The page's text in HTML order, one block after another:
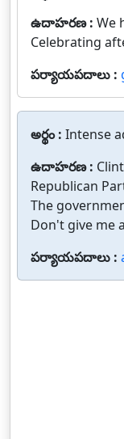
ఉదాహరణ : We
Celebrating
పర్యాయపదాలు :
అర్థం : Intense
ఉదాహరణ :
Republican
The
Don't give me
పర్యాయపదాలు :